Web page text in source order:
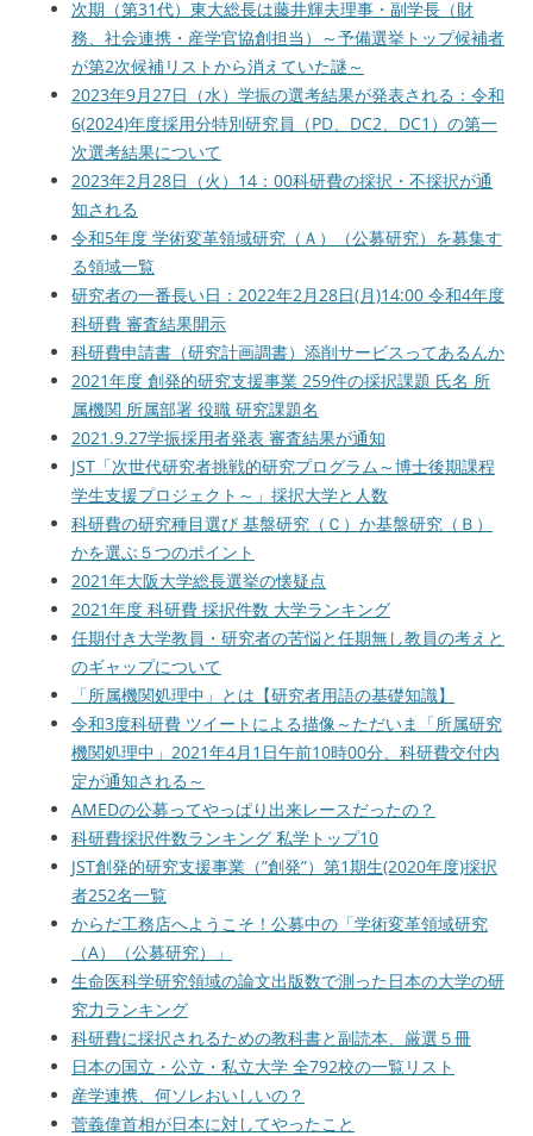
次期（第31代）東大総長は藤井輝夫理事・副学長（財
務、社会連携・産学官協創担当）～予備選挙トップ候補者
が第2次候補リストから消えていた謎～
2023年9月27日（水）学振の選考結果が発表される：令和
6(2024)年度採用分特別研究員（PD、DC2、DC1）の第一
次選考結果について
2023年2月28日（火）14：00科研費の採択・不採択が通
知される
令和5年度 学術変革領域研究（Ａ）（公募研究）を募集す
る領域一覧
研究者の一番長い日：2022年2月28日(月)14:00 令和4年度
科研費 審査結果開示
科研費申請書（研究計画調書）添削サービスってあるんか
2021年度 創発的研究支援事業 259件の採択課題 氏名 所
属機関 所属部署 役職 研究課題名
2021.9.27学振採用者発表 審査結果が通知
JST「次世代研究者挑戦的研究プログラム～博士後期課程
学生支援プロジェクト～」採択大学と人数
科研費の研究種目選び 基盤研究（Ｃ）か基盤研究（Ｂ）
かを選ぶ５つのポイント
2021年大阪大学総長選挙の懐疑点
2021年度 科研費 採択件数 大学ランキング
任期付き大学教員・研究者の苦悩と任期無し教員の考えと
のギャップについて
「所属機関処理中」とは【研究者用語の基礎知識】
令和3度科研費 ツイートによる描像～ただいま「所属研究
機関処理中」2021年4月1日午前10時00分、科研費交付内
定が通知される～
AMEDの公募ってやっぱり出来レースだったの？
科研費採択件数ランキング 私学トップ10
JST創発的研究支援事業（”創発”）第1期生(2020年度)採択
者252名一覧
からだ工務店へようこそ！公募中の「学術変革領域研究
（A）（公募研究）」
生命医科学研究領域の論文出版数で測った日本の大学の研
究力ランキング
科研費に採択されるための教科書と副読本、厳選５冊
日本の国立・公立・私立大学 全792校の一覧リスト
産学連携、何ソレおいしいの？
菅義偉首相が日本に対してやったこと